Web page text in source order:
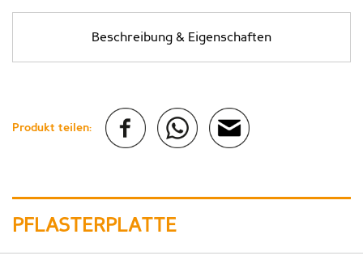
Beschreibung & Eigenschaften
Produkt teilen:
PFLASTERPLATTE